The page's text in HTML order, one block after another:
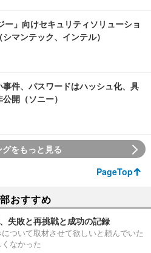
ー」向けセキュリティソリューショ
マンテック、インテル）
事件、パスワードはハッシュ化、具
開（ソニー）
をもっと見る
PageTop
おすすめ
失敗と再挑戦と成功の記録
ついて取材させて欲しいと頼んでいた
なかった